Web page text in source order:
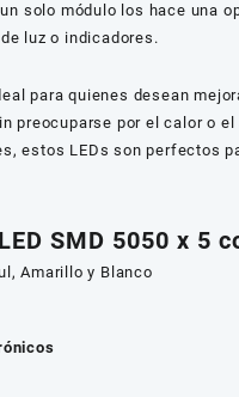
solo módulo los hace una
luz o indicadores.
para quienes desean
preocuparse por el calor o el
estos LEDs son perfectos
SMD 5050 x 5
Amarillo y Blanco